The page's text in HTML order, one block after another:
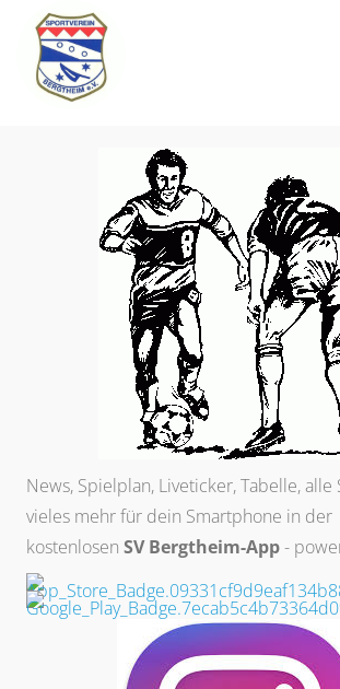
News
Abteilungen
Sportgaststätte
Info
Anträge
Media
Newsletter
Kontakt
News, Spielplan, Liveticker, Tabelle, alle
vieles mehr für dein Smartphone in der
kostenlosen SV Bergtheim-App-